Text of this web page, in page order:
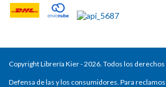
Copyright Librería Kier - 2026. Todos los
Defensa de las y los consumidores. Para reclamos